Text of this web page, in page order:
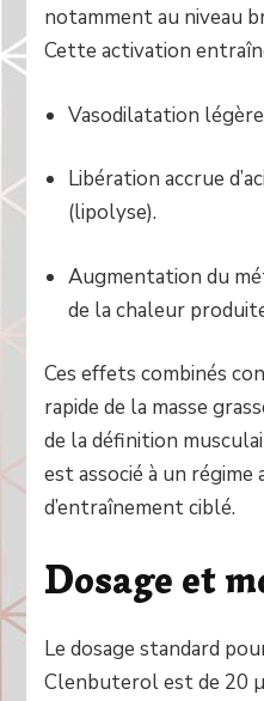
notamment au niveau
Cette activation
Vasodilatation
Libération accrue
(lipolyse).
Augmentation du
de la chaleur
Ces effets combinés
rapide de la masse
de la définition
est associé à un
d’entraînement ciblé.
Dosage et
Le dosage standard
Clenbuterol est de 20